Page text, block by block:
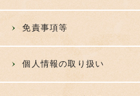
免責事項等
個人情報の取り扱い